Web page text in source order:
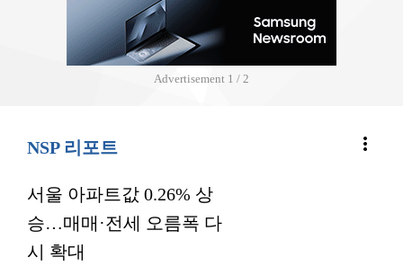
Advertisement 2 / 2
NSP 리포트 more_vert
서울 아파트값 0.26% 상
승…매매·전세 오름폭 다
시 확대